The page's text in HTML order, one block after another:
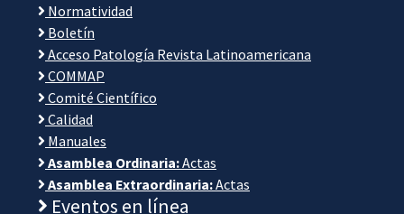
Normatividad
Boletín
Acceso Patología Revista Latinoamericana
COMMAP
Comité Científico
Calidad
Manuales
Asamblea Ordinaria:Actas
Asamblea Extraordinaria:Actas
Eventos en línea